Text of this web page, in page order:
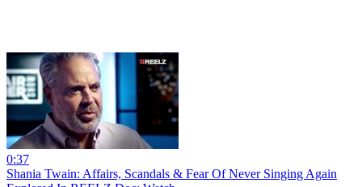
0:37
Shania Twain: Affairs, Scandals & Fear Of Never Singing Again